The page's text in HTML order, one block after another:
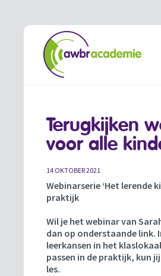
Terugkijken
voor alle
14 OKTOBER 2021
Webinarserie ‘Het lerende
praktijk
Wil je het webinar van
dan op onderstaande link.
leerkansen in het
passen in de praktijk, kun
les.